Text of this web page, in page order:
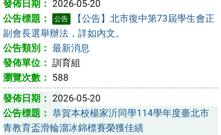
2026-05-20
公告
【公告】北市復中第73屆學生會正
副會長選舉辦法，詳如內文。
最新消息
訓育組
588
2026-05-20
恭賀本校楊家沂同學114學年度臺北市
青教育盃滑輪溜冰錦標賽榮獲佳績